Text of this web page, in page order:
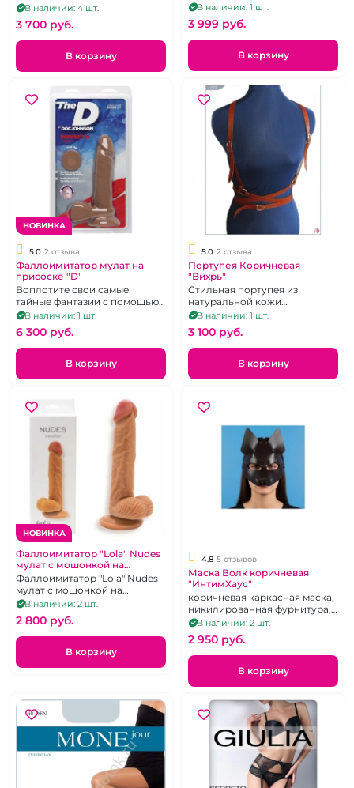
В наличии: 4 шт.
3 700 pуб.
В корзину
В наличии: 1 шт.
3 999 pуб.
В корзину
НОВИНКА
5.0 2 отзыва
Фаллоимитатор мулат на
присоске "D"
Воплотите свои самые
тайные фантазии с помощью
этого великолепного
фаллоимитатора, который
исполнит все ваши желания
безупречно
В наличии: 1 шт.
6 300 pуб.
В корзину
5.0 2 отзыва
Портупея Коричневая
"Вихрь"
Стильная портупея из
натуральной кожи
коричневого цвета.
В наличии: 1 шт.
3 100 pуб.
В корзину
НОВИНКА
Фаллоимитатор "Lola" Nudes
мулат с мошонкой на
присоске
Фаллоимитатор "Lola" Nudes
мулат с мошонкой на
присоске
В наличии: 2 шт.
2 800 pуб.
В корзину
4.8 5 отзывов
Маска Волк коричневая
"ИнтимХаус"
коричневая каркасная маска,
никилированная фурнитура,
крепление - регулируемая
В наличии: 2 шт.
2 950 pуб.
В корзину